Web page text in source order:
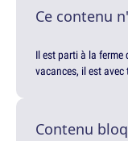
Ce contenu
Il est parti à la ferme
vacances, il est
Contenu